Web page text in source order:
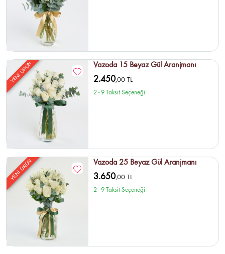
YENİ ÜRÜN Vazoda 15 Beyaz Gül Aranjmanı
2.450,00 TL
2 - 9 Taksit Seçeneği
YENİ ÜRÜN Vazoda 25 Beyaz Gül Aranjmanı
3.650,00 TL
2 - 9 Taksit Seçeneği